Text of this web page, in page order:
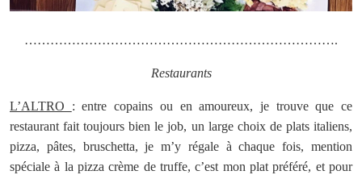
……………………………………………………………….
Restaurants
L’ALTRO : entre copains ou en amoureux, je trouve que ce
restaurant fait toujours bien le job, un large choix de plats italiens,
pizza, pâtes, bruschetta, je m’y régale à chaque fois, mention
spéciale à la pizza crème de truffe, c’est mon plat préféré, et pour